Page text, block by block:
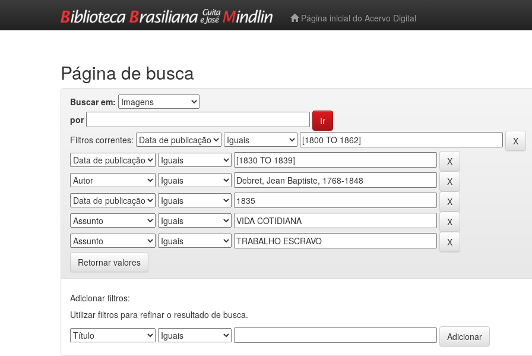
Página inicial do Acervo Digital
Página de busca
Buscar em:
por
Filtros correntes:
Retornar valores
Adicionar filtros:
Utilizar filtros para refinar o resultado de busca.